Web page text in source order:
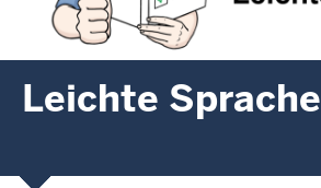
Leichte Sprache